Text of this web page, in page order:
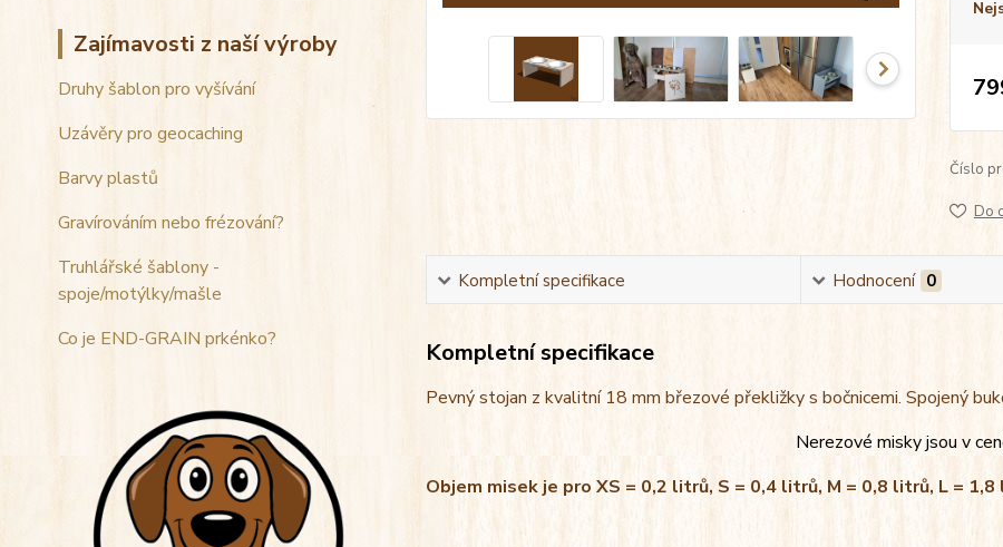
Zajímavosti z naší výroby
Druhy šablon pro vyšívání
Uzávěry pro geocaching
Barvy plastů
Gravírováním nebo frézování?
Truhlářské šablony -
spoje/motýlky/mašle
Co je END-GRAIN prkénko?
Číslo
Do
Kompletní specifikace Hodnocení 0
Kompletní specifikace
Pevný stojan z kvalitní 18 mm březové překližky s bočnicemi. Spojený
Nerezové misky jsou v
Objem misek je pro XS = 0,2 litrů, S = 0,4 litrů, M = 0,8 litrů, L =